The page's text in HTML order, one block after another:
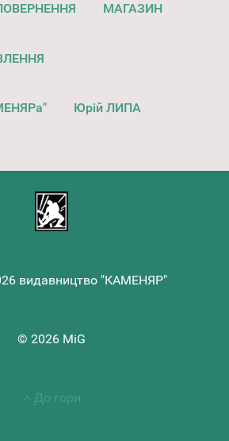
МАГАЗИН
Юрій ЛИПА
видавництво "КАМЕНЯР"
© 2026 MiG
До гори